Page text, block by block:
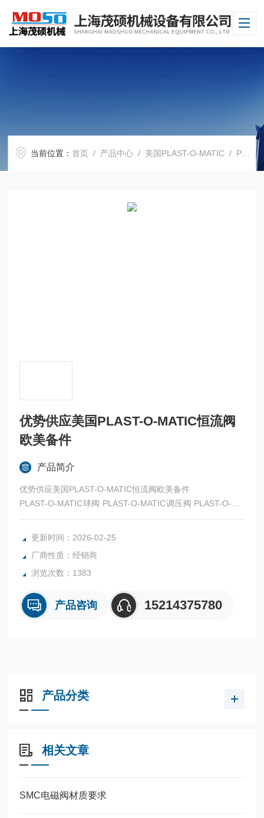
当前位置：首页 / 产品中心 / 美国PLAST-O-MATIC / PLAST-O-MATIC恒流阀
优势供应美国PLAST-O-MATIC恒流阀
欧美备件
产品简介
优势供应美国PLAST-O-MATIC恒流阀欧美备件
PLAST-O-MATIC球阀 PLAST-O-MATIC调压阀 PLAST-O-MA
TIC泄压阀 PLAST-O-MATIC截止阀 PLAST-O-MATIC分流阀
PLAST-O-MATIC电磁阀
更新时间：2026-02-25
厂商性质：经销商
浏览次数：1383
产品咨询 15214375780
产品分类
相关文章
SMC电磁阀材质要求